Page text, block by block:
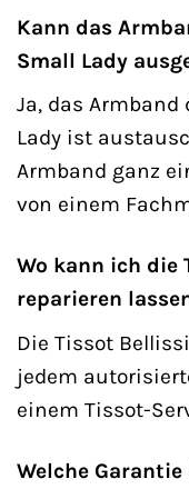
Kann das
Small Lady
Ja, das
Lady ist
Armband ganz
von einem
Wo kann ich die
reparieren
Die Tissot
jedem
einem Tissot-
Welche